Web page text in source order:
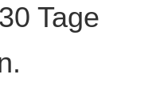
Tage